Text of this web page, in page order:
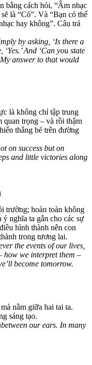
bằng cách hỏi, “Âm nhạc
là “Có”. Và “Bạn có thể
hay không”. Câu trả
by asking, ‘Is there a
And ‘Can you state
answer to that would
là không chỉ tập trung
quan trọng – và rồi thậm
thắng bé trên đường
on success but on
and little victories along
trường; hoàn toàn không
nghĩa ta gắn cho các sự
hình thành nên con
trong tương lai.
the events of our lives,
how we interpret them –
become tomorrow.
nằm giữa hai tai ta.
sáng tạo.
our ears. In many